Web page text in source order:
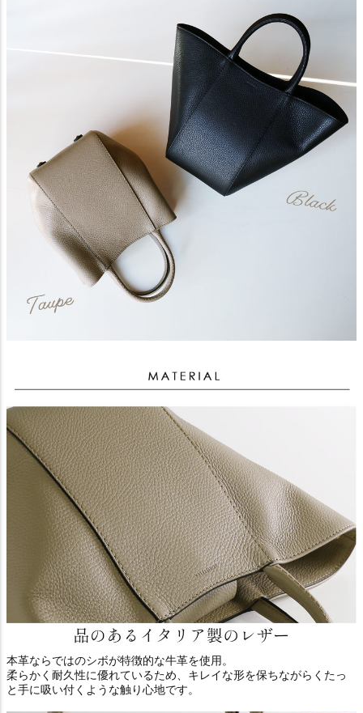
本革ならではのシボが特徴的な牛革を使用。
柔らかく耐久性に優れているため、キレイな形を保ちながらくたっ
と手に吸い付くような触り心地です。